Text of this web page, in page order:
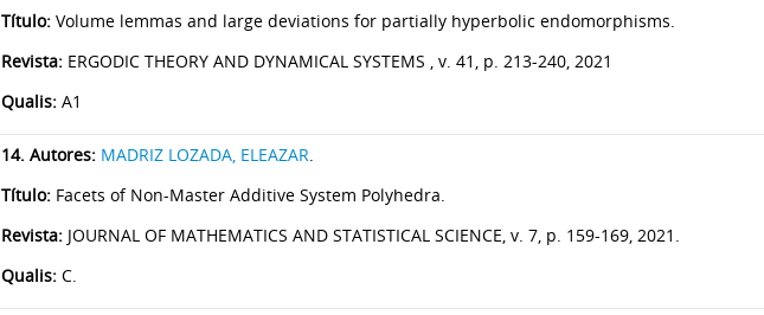
Título: Volume lemmas and large deviations for partially hyperbolic endomorphisms.
Revista: ERGODIC THEORY AND DYNAMICAL SYSTEMS , v. 41, p. 213-240, 2021
Qualis: A1
14. Autores: MADRIZ LOZADA, ELEAZAR
Título: Facets of Non-Master Additive System Polyhedra.
Revista: JOURNAL OF MATHEMATICS AND STATISTICAL SCIENCE, v. 7, p. 159-169, 2021.
Qualis: C.